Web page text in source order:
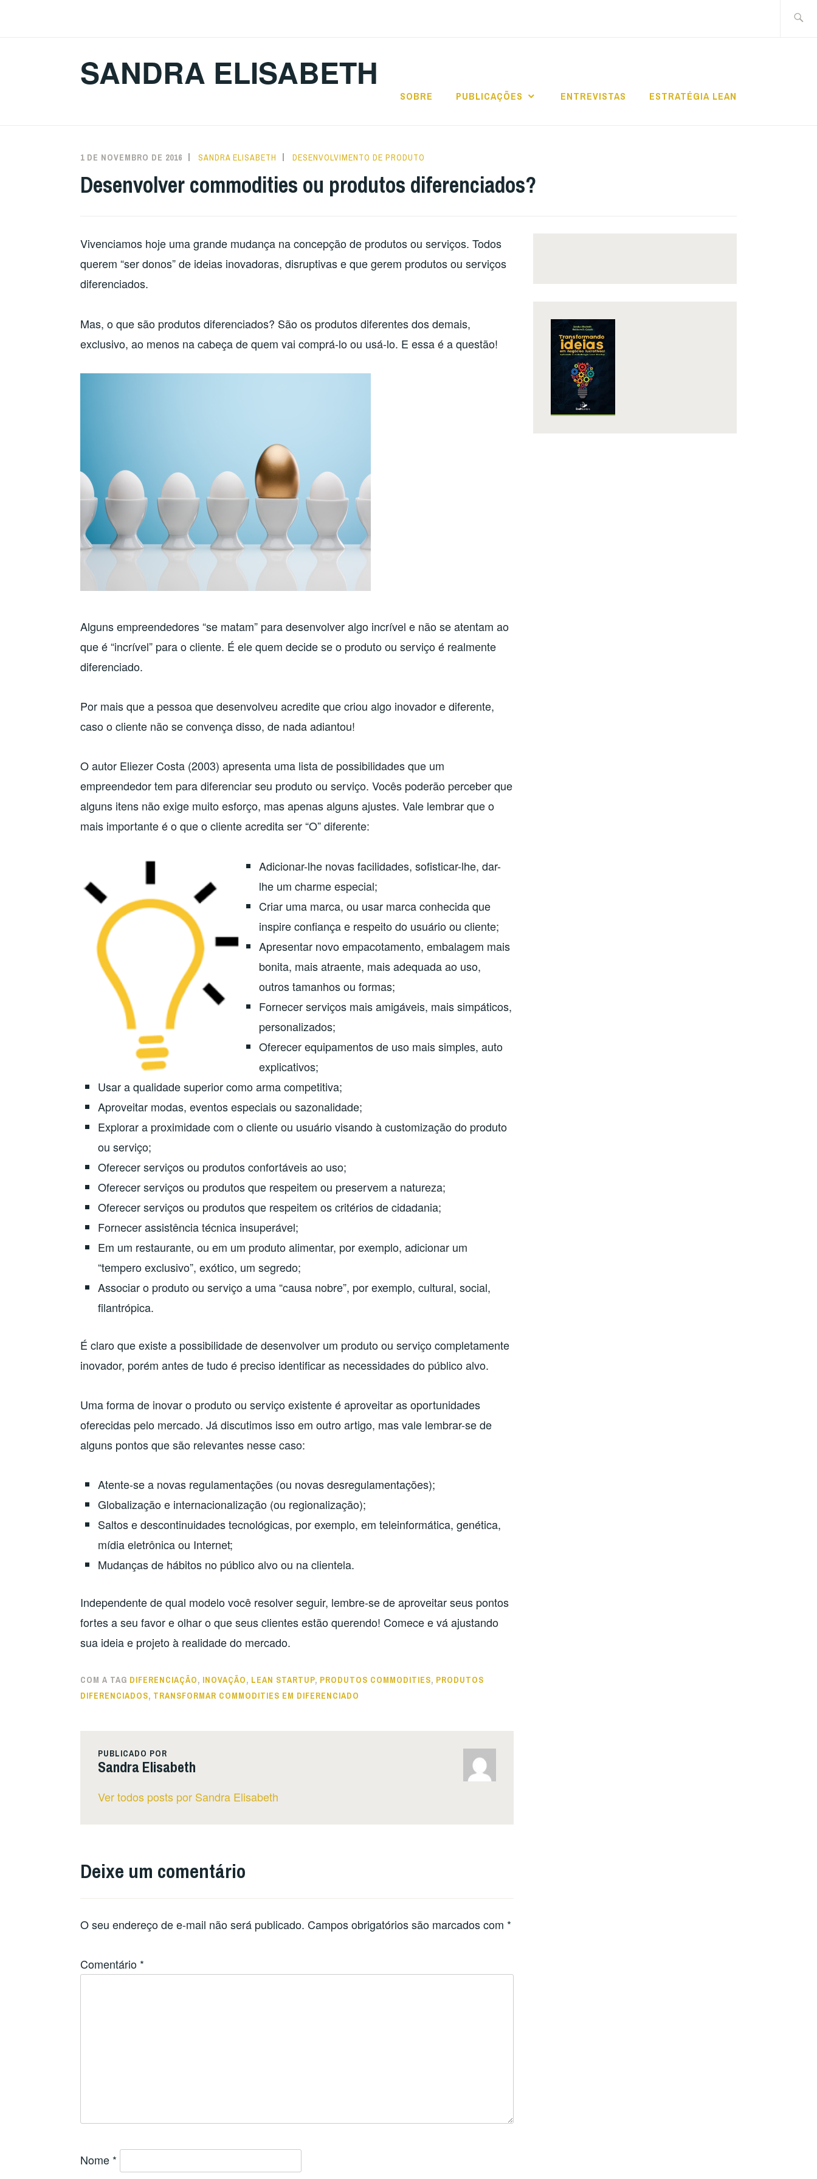
SANDRA ELISABETH
SOBRE PUBLICAÇÕES ENTREVISTAS ESTRATÉGIA LEAN
1 DE NOVEMBRO DE 2016 SANDRA ELISABETH DESENVOLVIMENTO DE PRODUTO
Desenvolver commodities ou produtos diferenciados?
Vivenciamos hoje uma grande mudança na concepção de produtos ou serviços. Todos
querem “ser donos” de ideias inovadoras, disruptivas e que gerem produtos ou serviços
diferenciados.
Mas, o que são produtos diferenciados? São os produtos diferentes dos demais,
exclusivo, ao menos na cabeça de quem vai comprá-lo ou usá-lo. E essa é a questão!
Alguns empreendedores “se matam” para desenvolver algo incrível e não se atentam ao
que é “incrível” para o cliente. É ele quem decide se o produto ou serviço é realmente
diferenciado.
Por mais que a pessoa que desenvolveu acredite que criou algo inovador e diferente,
caso o cliente não se convença disso, de nada adiantou!
O autor Eliezer Costa (2003) apresenta uma lista de possibilidades que um
empreendedor tem para diferenciar seu produto ou serviço. Vocês poderão perceber que
alguns itens não exige muito esforço, mas apenas alguns ajustes. Vale lembrar que o
mais importante é o que o cliente acredita ser “O” diferente:
Adicionar-lhe novas facilidades, sofisticar-lhe, dar-
lhe um charme especial;
Criar uma marca, ou usar marca conhecida que
inspire confiança e respeito do usuário ou cliente;
Apresentar novo empacotamento, embalagem mais
bonita, mais atraente, mais adequada ao uso,
outros tamanhos ou formas;
Fornecer serviços mais amigáveis, mais simpáticos,
personalizados;
Oferecer equipamentos de uso mais simples, auto
explicativos;
Usar a qualidade superior como arma competitiva;
Aproveitar modas, eventos especiais ou sazonalidade;
Explorar a proximidade com o cliente ou usuário visando à customização do produto
ou serviço;
Oferecer serviços ou produtos confortáveis ao uso;
Oferecer serviços ou produtos que respeitem ou preservem a natureza;
Oferecer serviços ou produtos que respeitem os critérios de cidadania;
Fornecer assistência técnica insuperável;
Em um restaurante, ou em um produto alimentar, por exemplo, adicionar um
“tempero exclusivo”, exótico, um segredo;
Associar o produto ou serviço a uma “causa nobre”, por exemplo, cultural, social,
filantrópica.
É claro que existe a possibilidade de desenvolver um produto ou serviço completamente
inovador, porém antes de tudo é preciso identificar as necessidades do público alvo.
Uma forma de inovar o produto ou serviço existente é aproveitar as oportunidades
oferecidas pelo mercado. Já discutimos isso em outro artigo, mas vale lembrar-se de
alguns pontos que são relevantes nesse caso:
Atente-se a novas regulamentações (ou novas desregulamentações);
Globalização e internacionalização (ou regionalização);
Saltos e descontinuidades tecnológicas, por exemplo, em teleinformática, genética,
mídia eletrônica ou Internet;
Mudanças de hábitos no público alvo ou na clientela.
Independente de qual modelo você resolver seguir, lembre-se de aproveitar seus pontos
fortes a seu favor e olhar o que seus clientes estão querendo! Comece e vá ajustando
sua ideia e projeto à realidade do mercado.
COM A TAG DIFERENCIAÇÃO, INOVAÇÃO, LEAN STARTUP, PRODUTOS COMMODITIES, PRODUTOS
DIFERENCIADOS, TRANSFORMAR COMMODITIES EM DIFERENCIADO
PUBLICADO POR
Sandra Elisabeth
Ver todos posts por Sandra Elisabeth
Deixe um comentário
O seu endereço de e-mail não será publicado. Campos obrigatórios são marcados com *
Comentário *
Nome *